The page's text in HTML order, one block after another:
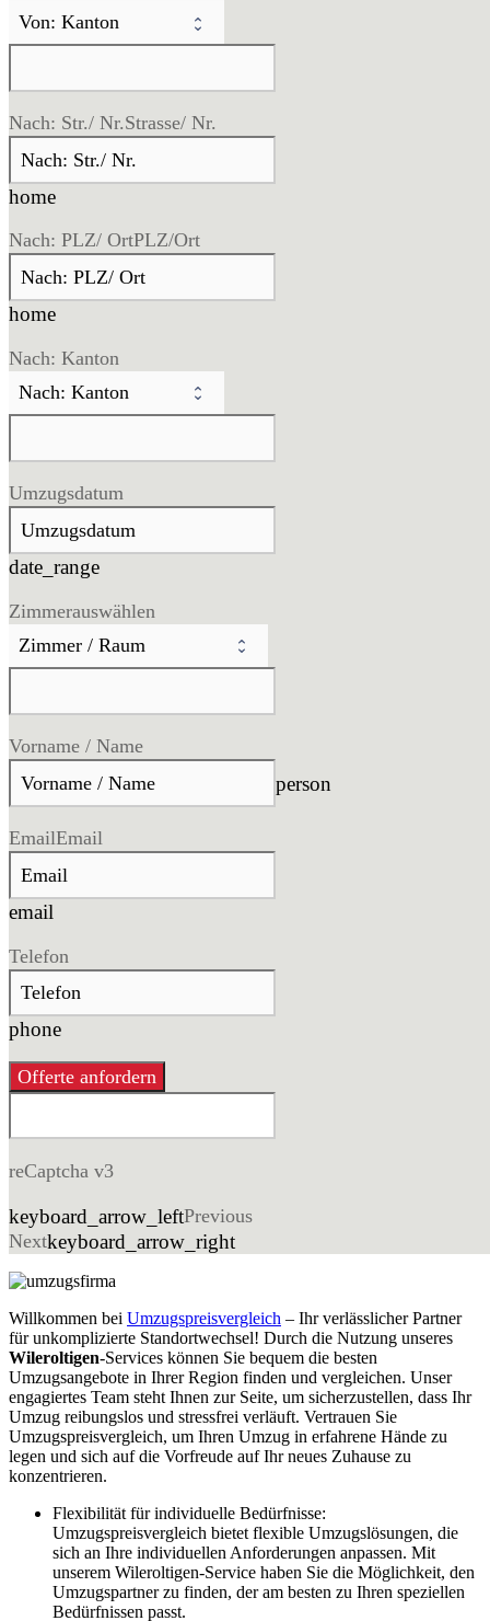
Nach: Str./ Nr.Strasse/ Nr.
home
Nach: PLZ/ OrtPLZ/Ort
home
Nach: Kanton
Umzugsdatum
date_range
Zimmerauswählen
Vorname / Name
person
EmailEmail
email
Telefon
phone
Offerte anfordern
reCaptcha v3
keyboard_arrow_leftPrevious
Nextkeyboard_arrow_right
Willkommen bei Umzugspreisvergleich – Ihr verlässlicher Partner
für unkomplizierte Standortwechsel! Durch die Nutzung unseres
Wileroltigen-Services können Sie bequem die besten
Umzugsangebote in Ihrer Region finden und vergleichen. Unser
engagiertes Team steht Ihnen zur Seite, um sicherzustellen, dass Ihr
Umzug reibungslos und stressfrei verläuft. Vertrauen Sie
Umzugspreisvergleich, um Ihren Umzug in erfahrene Hände zu
legen und sich auf die Vorfreude auf Ihr neues Zuhause zu
konzentrieren.
Flexibilität für individuelle Bedürfnisse:
Umzugspreisvergleich bietet flexible Umzugslösungen, die
sich an Ihre individuellen Anforderungen anpassen. Mit
unserem Wileroltigen-Service haben Sie die Möglichkeit, den
Umzugspartner zu finden, der am besten zu Ihren speziellen
Bedürfnissen passt.